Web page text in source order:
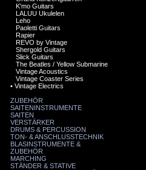
K'mo Guitars
LALUU Ukulelen
Leho
Paoletti Guitars
Rapier
REVO by Vintage
Shergold Guitars
Slick Guitars
The Beatles / Yellow Submarine
Vintage Acoustics
Vintage Coaster Series
• Vintage Electrics
ZUBEHÖR
SAITENINSTRUMENTE
SAITEN
VERSTÄRKER
DRUMS & PERCUSSION
TON- & ANSCHLUSSTECHNIK
BLASINSTRUMENTE &
ZUBEHÖR
MARCHING
STÄNDER & STATIVE